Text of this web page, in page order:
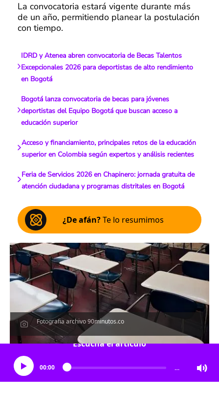
La convocatoria estará vigente durante más
de un año, permitiendo planear la postulación
con tiempo.
IDRD y Atenea abren convocatoria de Becas Talentos
Excepcionales 2026 para deportistas de alto rendimiento
en Bogotá
Bogotá lanza convocatoria de becas para jóvenes
deportistas del Equipo Bogotá que buscan acceso a
educación superior
Acceso y financiamiento, principales retos de la educación
superior en Colombia según expertos y análisis recientes
Feria de Servicios 2026 en Chapinero: jornada gratuita de
atención ciudadana y programas distritales en Bogotá
¿De afán?Te lo resumimos
Fotografia archivo 90minutos.co
Escucha el artículo
00:00 …